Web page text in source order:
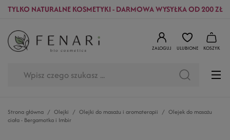
TYLKO NATURALNE KOSMETYKI - DARMOWA WYSYŁKA OD 200 ZŁ
ZALOGUJ ULUBIONE KOSZYK
Strona główna Olejki Olejki do masażu i aromaterapii
Olejek do masażu
ciała - Bergamotka i Imbir